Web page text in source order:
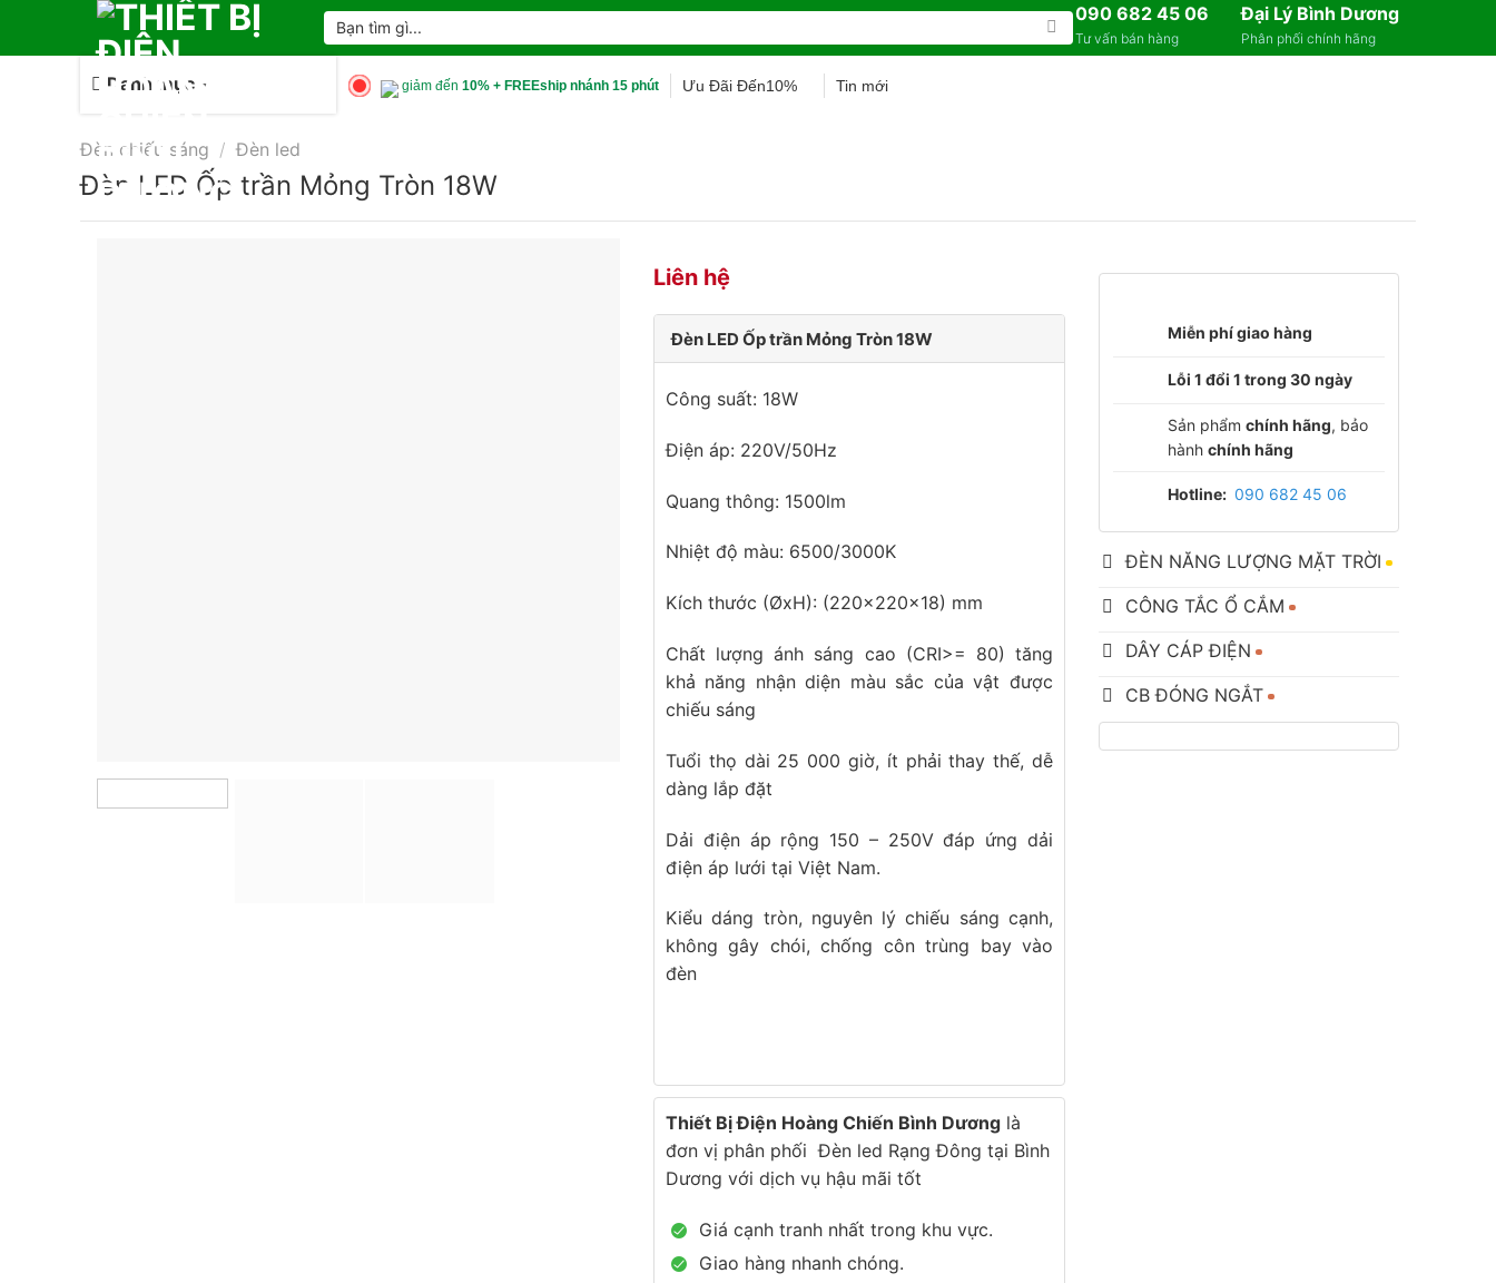
Tìm
kiếm:
090 682 45 06
Tư vấn bán hàng
Đại Lý Bình Dương
Phân phối chính hãng
Danh mục giảm đến 10% + FREEship nhánh 15 phút Ưu Đãi Đến10% Tin mới
Đèn chiếu sáng / Đèn led
Đèn LED Ốp trần Mỏng Tròn 18W
Liên hệ
Đèn LED Ốp trần Mỏng Tròn 18W
Công suất: 18W
Điện áp: 220V/50Hz
Quang thông: 1500lm
Nhiệt độ màu: 6500/3000K
Kích thước (ØxH): (220x220x18) mm
Chất lượng ánh sáng cao (CRI>= 80) tăng
khả năng nhận diện màu sắc của vật được
chiếu sáng
Tuổi thọ dài 25 000 giờ, ít phải thay thế, dễ
dàng lắp đặt
Dải điện áp rộng 150 – 250V đáp ứng dải
điện áp lưới tại Việt Nam.
Kiểu dáng tròn, nguyên lý chiếu sáng cạnh,
không gây chói, chống côn trùng bay vào
đèn
Thiết Bị Điện Hoàng Chiến Bình Dương là
đơn vị phân phối Đèn led Rạng Đông tại Bình
Dương với dịch vụ hậu mãi tốt
Giá cạnh tranh nhất trong khu vực.
Giao hàng nhanh chóng.
Miễn phí giao hàng
Lỗi 1 đổi 1 trong 30 ngày
Sản phẩm chính hãng, bảo
hành chính hãng
Hotline: 090 682 45 06
ĐÈN NĂNG LƯỢNG MẶT TRỜI
CÔNG TẮC Ổ CẮM
DÂY CÁP ĐIỆN
CB ĐÓNG NGẮT